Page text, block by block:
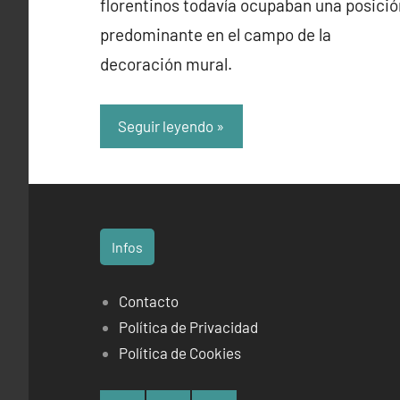
florentinos todavía ocupaban una
predominante en el campo de la
decoración mural.
Seguir leyendo
Infos
Contacto
Política de Privacidad
Política de Cookies